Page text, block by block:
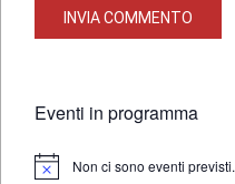
Eventi in programma
Notice Non ci sono eventi previsti.